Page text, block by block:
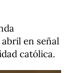
en señal
católica.